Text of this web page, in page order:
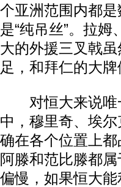
个亚洲范围内都
是“纯吊丝”。拉
大的外援三叉戟
足，和拜仁的大
对恒大来说唯
中，穆里奇、埃
确在各个位置上
阿滕和范比滕都
偏慢，如果恒大